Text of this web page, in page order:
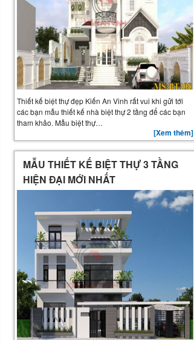
15x17m đẹp tại Thuận An
quận 12
Thiết kế biệt thự đẹp Kiến An Vinh rất vui khi gửi tới
các bạn mẫu thiết kế nhà biệt thự 2 tầng để các bạn
tham khảo. Mẫu biệt thự…
[Xem thêm]
MẪU THIẾT KẾ BIỆT THỰ 3 TẦNG
HIỆN ĐẠI MỚI NHẤT